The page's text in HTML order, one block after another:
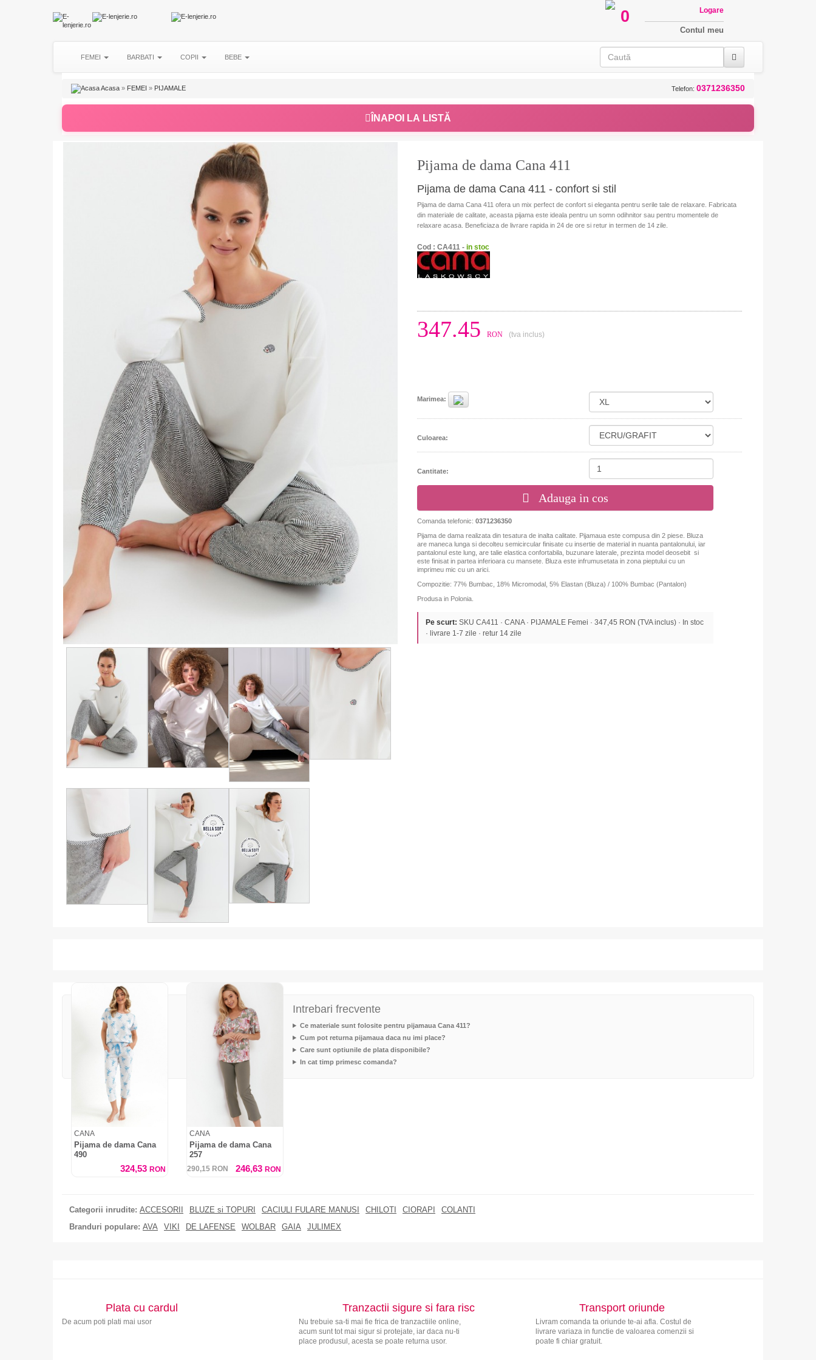
0 Logare
Contul meu
FEMEI BARBATI COPII BEBE
Acasa » FEMEI » PIJAMALE Telefon: 0371236350
ÎNAPOI LA LISTĂ
Pijama de dama Cana 411
Pijama de dama Cana 411 - confort si stil
Pijama de dama Cana 411 ofera un mix perfect de confort si eleganta pentru serile tale de relaxare. Fabricata
din materiale de calitate, aceasta pijama este ideala pentru un somn odihnitor sau pentru momentele de
relaxare acasa. Beneficiaza de livrare rapida in 24 de ore si retur in termen de 14 zile.
Cod : CA411 - in stoc
347.45 RON (tva inclus)
Marimea:
Culoarea:
Cantitate:
Adauga in cos
Comanda telefonic: 0371236350
Pijama de dama realizata din tesatura de inalta calitate. Pijamaua este compusa din 2 piese. Bluza
are maneca lunga si decolteu semicircular finisate cu insertie de material in nuanta pantalonului, iar
pantalonul este lung, are talie elastica confortabila, buzunare laterale, prezinta model deosebit si
este finisat in partea inferioara cu mansete. Bluza este infrumusetata in zona pieptului cu un
imprimeu mic cu un arici.
Compozitie: 77% Bumbac, 18% Micromodal, 5% Elastan (Bluza) / 100% Bumbac (Pantalon)
Produsa in Polonia.
Pe scurt: SKU CA411 · CANA · PIJAMALE Femei · 347,45 RON (TVA inclus) · In stoc
· livrare 1-7 zile · retur 14 zile
CANA
Pijama de dama Cana
490
324,53 RON
CANA
Pijama de dama Cana
257
290,15 RON 246,63 RON
Categorii inrudite: ACCESORII BLUZE si TOPURI CACIULI FULARE MANUSI CHILOTI CIORAPI
COLANTI
Branduri populare: AVA VIKI DE LAFENSE WOLBAR GAIA JULIMEX
Intrebari frecvente
Ce materiale sunt folosite pentru pijamaua Cana 411?
Cum pot returna pijamaua daca nu imi place?
Care sunt optiunile de plata disponibile?
In cat timp primesc comanda?
Plata cu cardul
De acum poti plati mai usor
Tranzactii sigure si fara risc
Nu trebuie sa-ti mai fie frica de tranzactiile online,
acum sunt tot mai sigur si protejate, iar daca nu-ti
place produsul, acesta se poate returna usor.
Transport oriunde
Livram comanda ta oriunde te-ai afla. Costul de
livrare variaza in functie de valoarea comenzii si
poate fi chiar gratuit.